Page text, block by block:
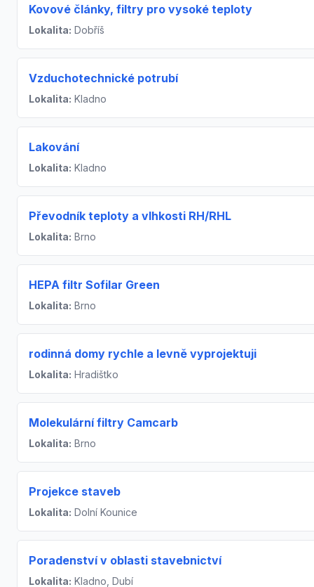
Kovové články, filtry pro vysoké teploty
Lokalita: Dobříš
Vzduchotechnické potrubí
Lokalita: Kladno
Lakování
Lokalita: Kladno
Převodník teploty a vlhkosti RH/RHL
Lokalita: Brno
HEPA filtr Sofilar Green
Lokalita: Brno
rodinná domy rychle a levně vyprojektuji
Lokalita: Hradištko
Molekulární filtry Camcarb
Lokalita: Brno
Projekce staveb
Lokalita: Dolní Kounice
Poradenství v oblasti stavebnictví
Lokalita: Kladno, Dubí